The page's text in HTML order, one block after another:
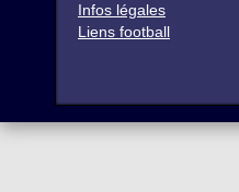
Infos légales
Liens football